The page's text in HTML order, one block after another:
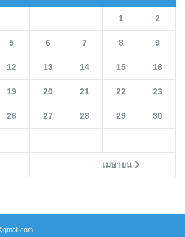
เมษายน
1 2
5 6 7 8 9
12 13 14 15 16
19 20 21 22 23
26 27 28 29 30